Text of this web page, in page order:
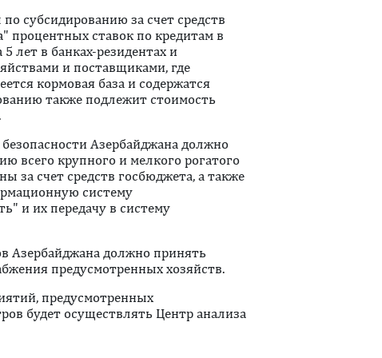
субсидированию за счет средств
процентных ставок по кредитам в
лет в банках-резидентах и
и поставщиками, где
кормовая база и содержатся
также подлежит стоимость
Азербайджана должно
всего крупного и мелкого рогатого
за счет средств госбюджета, а также
систему
и их передачу в систему
Азербайджана должно принять
предусмотренных хозяйств.
предусмотренных
будет осуществлять Центр анализа